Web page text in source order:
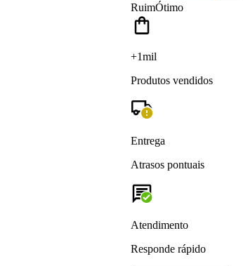
RuimÓtimo
+1mil
Produtos vendidos
Entrega
Atrasos pontuais
Atendimento
Responde rápido